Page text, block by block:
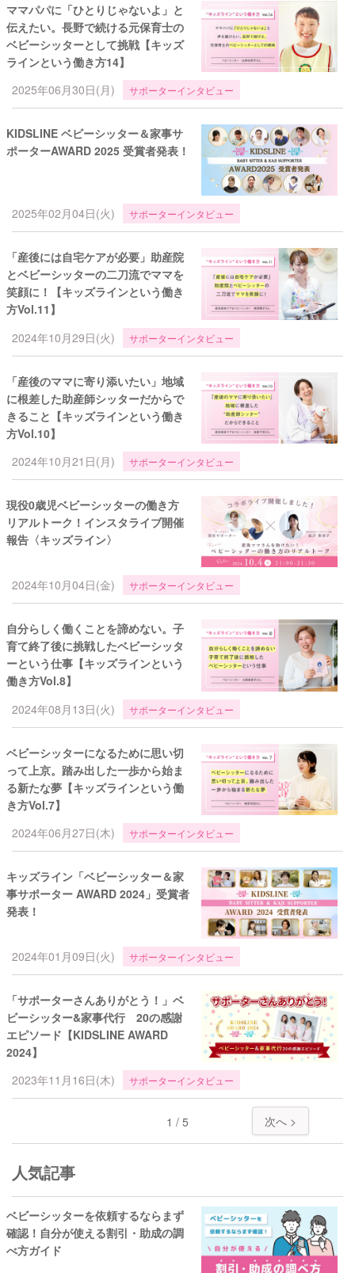
ママパパに「ひとりじゃないよ」と
伝えたい。長野で続ける元保育士の
ベビーシッターとして挑戦【キッズ
ラインという働き方14】
2025年06月30日(月)
サポーターインタビュー
KIDSLINE ベビーシッター＆家事サ
ポーターAWARD 2025 受賞者発表！
2025年02月04日(火) サポーターインタビュー
「産後には自宅ケアが必要」助産院
とベビーシッターの二刀流でママを
笑顔に！【キッズラインという働き
方Vol.11】
2024年10月29日(火)
サポーターインタビュー
「産後のママに寄り添いたい」地域
に根差した助産師シッターだからで
きること【キッズラインという働き
方Vol.10】
2024年10月21日(月)
サポーターインタビュー
現役0歳児ベビーシッターの働き方
リアルトーク！インスタライブ開催
報告〈キッズライン〉
2024年10月04日(金) サポーターインタビュー
自分らしく働くことを諦めない。子
育て終了後に挑戦したベビーシッタ
ーという仕事【キッズラインという
働き方Vol.8】
2024年08月13日(火)
サポーターインタビュー
ベビーシッターになるために思い切
って上京。踏み出した一歩から始ま
る新たな夢【キッズラインという働
き方Vol.7】
2024年06月27日(木)
サポーターインタビュー
キッズライン「ベビーシッター＆家
事サポーター AWARD 2024」受賞者
発表！
2024年01月09日(火) サポーターインタビュー
「サポーターさんありがとう！」ベ
ビーシッター&家事代行 20の感謝
エピソード【KIDSLINE AWARD
2024】
2023年11月16日(木)
サポーターインタビュー
1 / 5 次へ >
人気記事
ベビーシッターを依頼するならまず
確認！自分が使える割引・助成の調
べ方ガイド